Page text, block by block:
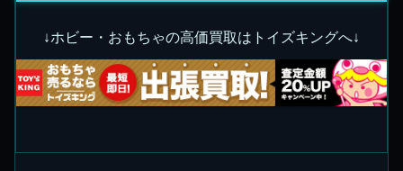
↓ホビー・おもちゃの高価買取はトイズキングへ↓